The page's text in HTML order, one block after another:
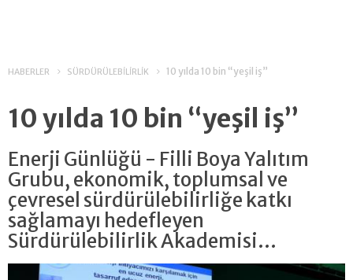
HABERLER SÜRDÜRÜLEBİLİRLİK 10 yılda 10 bin “yeşil iş”
10 yılda 10 bin “yeşil iş”
Enerji Günlüğü - Filli Boya Yalıtım
Grubu, ekonomik, toplumsal ve
çevresel sürdürülebilirliğe katkı
sağlamayı hedefleyen
Sürdürülebilirlik Akademisi...